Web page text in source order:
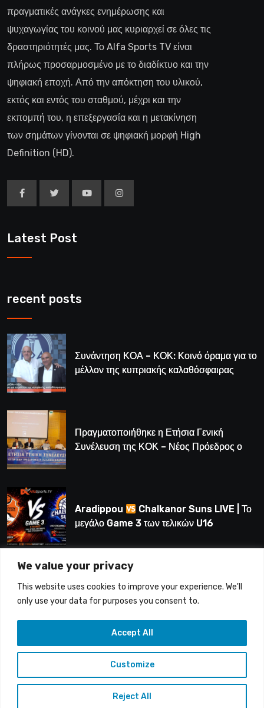
We value your privacy
This website uses cookies to improve your experience. We'll
only use your data for purposes you consent to.
Customize
Reject All
Accept All
πραγματικές ανάγκες ενημέρωσης και
ψυχαγωγίας του κοινού μας κυριαρχεί σε όλες τις
δραστηριότητές μας. Το Alfa Sports TV είναι
πλήρως προσαρμοσμένο με το διαδίκτυο και την
ψηφιακή εποχή. Από την απόκτηση του υλικού,
εκτός και εντός του σταθμού, μέχρι και την
εκπομπή του, η επεξεργασία και η μετακίνηση
των σημάτων γίνονται σε ψηφιακή μορφή High
Definition (HD).
Latest Post
recent posts
Συνάντηση ΚΟΑ – ΚΟΚ: Κοινό όραμα για το
μέλλον της κυπριακής καλαθόσφαιρας
Πραγματοποιήθηκε η Ετήσια Γενική
Συνέλευση της ΚΟΚ – Νέος Πρόεδρος ο
Aradippou
Chalkanor Suns LIVE | Το
μεγάλο Game 3 των τελικών U16
LIVE | Ύδρα Ασφαλιστική ΕΝΑΔ vs
Άτλαντας Πάφου
Copyright © 2015-26 Alfasports TV | Production of
UnitrustMedia | Contacts: info@alfasports.tv